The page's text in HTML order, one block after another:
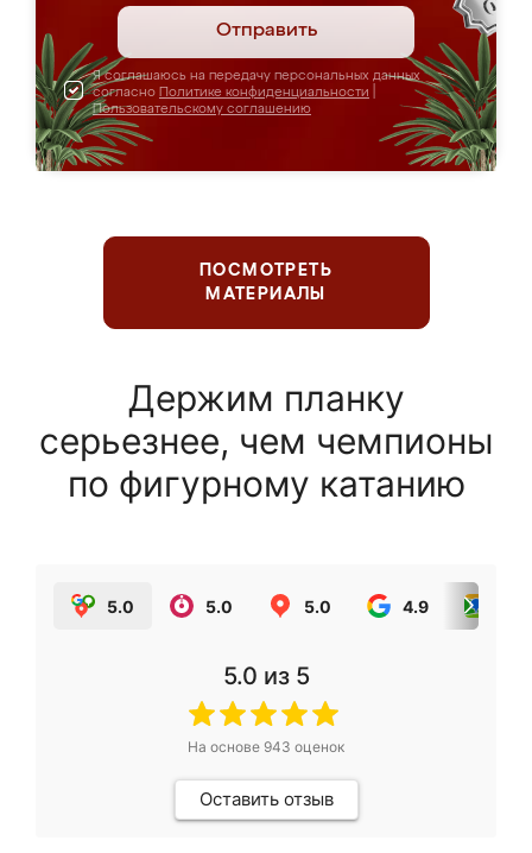
Отправить
Я соглашаюсь на передачу персональных данных
согласно Политике конфиденциальности
Пользовательскому соглашению
ПОСМОТРЕТЬ
МАТЕРИАЛЫ
Держим планку
серьезнее, чем чемпионы
по фигурному катанию
5.0 5.0 5.0 4.9
5.0 из 5
На основе 943 оценок
Оставить отзыв